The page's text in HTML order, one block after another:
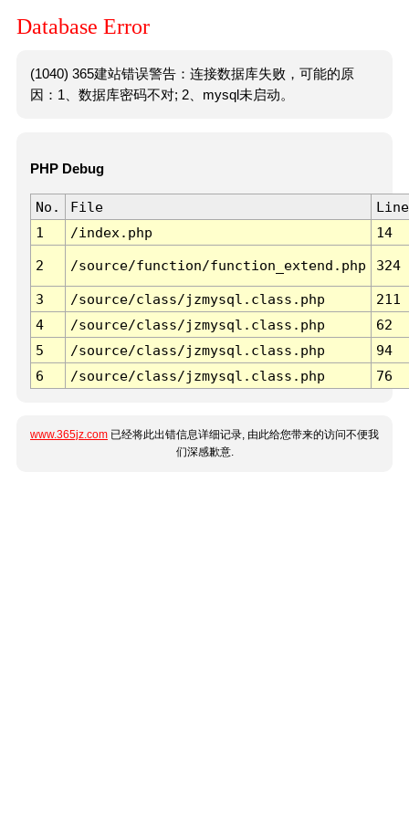
Database Error
(1040) 365建站错误警告：连接数据库失败，可能的原
因：1、数据库密码不对; 2、mysql未启动。
PHP Debug
No. File
Line
1
/index.php 14
2 /source/function/function_extend.php 324
3 /source/class/jzmysql.class.php
211
4
/source/class/jzmysql.class.php
62
5
/source/class/jzmysql.class.php
94
6
/source/class/jzmysql.class.php 76
www.365jz.com 已经将此出错信息详细记录, 由此给您带来的访问不便我
们深感歉意.